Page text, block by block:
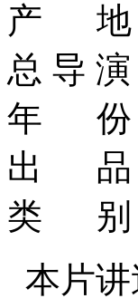
产 地
总 导 演
年 份
出 品
类 别
本片